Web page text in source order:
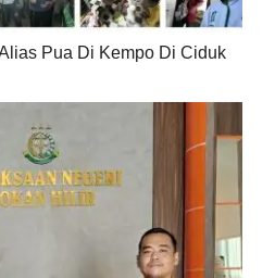
Pua Di Kempo Di Ciduk